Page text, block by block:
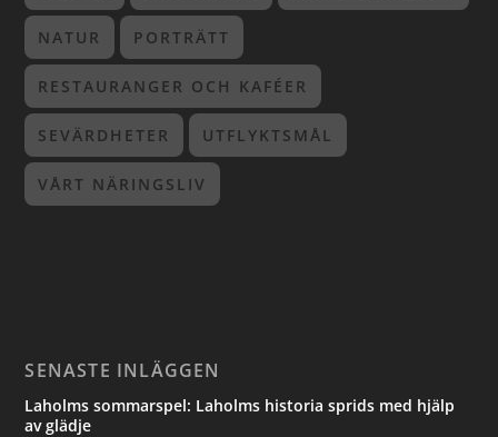
NATUR PORTRÄTT
RESTAURANGER OCH KAFÉER
SEVÄRDHETER UTFLYKTSMÅL
VÅRT NÄRINGSLIV
SENASTE INLÄGGEN
Laholms sommarspel: Laholms historia sprids med hjälp
av glädje